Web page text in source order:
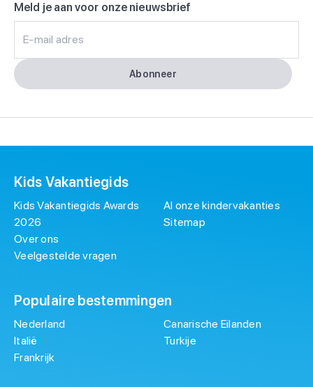
Meld je aan voor onze nieuwsbrief
E-mail adres
Abonneer
Kids Vakantiegids
Kids Vakantiegids Awards
2026
Over ons
Veelgestelde vragen
Al onze kindervakanties
Sitemap
Populaire bestemmingen
Nederland
Italië
Frankrijk
Canarische Eilanden
Turkije